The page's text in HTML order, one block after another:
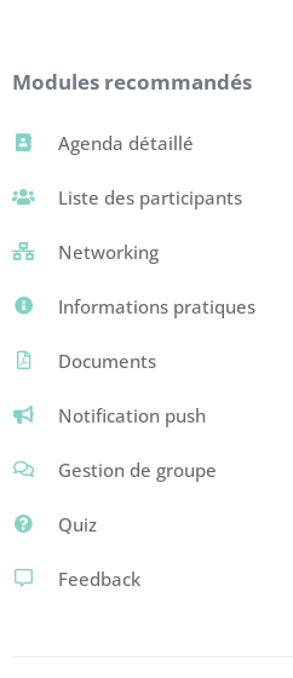
Modules recommandés
Agenda détaillé
Liste des participants
Networking
Informations pratiques
Documents
Notification push
Gestion de groupe
Quiz
Feedback